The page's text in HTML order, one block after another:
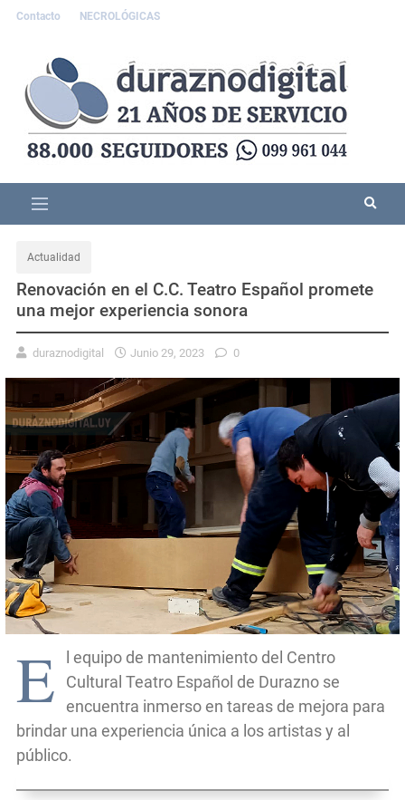
Contacto NECROLÓGICAS
Actualidad
Renovación en el C.C. Teatro Español promete
una mejor experiencia sonora
duraznodigital Junio 29, 2023 0
E
l equipo de mantenimiento del Centro
Cultural Teatro Español de Durazno se
encuentra inmerso en tareas de mejora para
brindar una experiencia única a los artistas y al
público.